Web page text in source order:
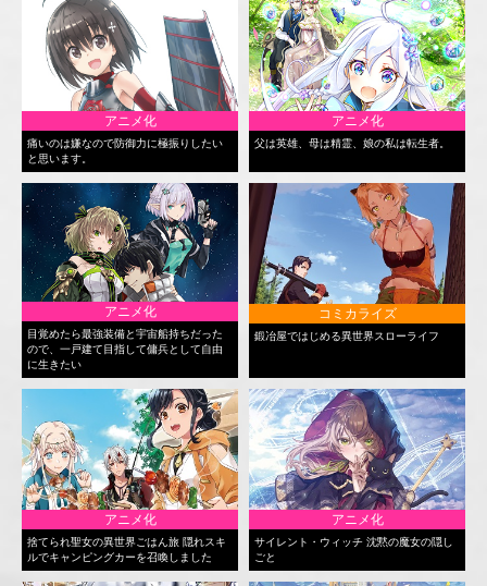
アニメ化
痛いのは嫌なので防御力に極振りしたい
と思います。
アニメ化
父は英雄、母は精霊、娘の私は転生者。
アニメ化
目覚めたら最強装備と宇宙船持ちだった
ので、一戸建て目指して傭兵として自由
に生きたい
コミカライズ
鍛冶屋ではじめる異世界スローライフ
アニメ化
捨てられ聖女の異世界ごはん旅 隠れスキ
ルでキャンピングカーを召喚しました
アニメ化
サイレント・ウィッチ 沈黙の魔女の隠し
ごと